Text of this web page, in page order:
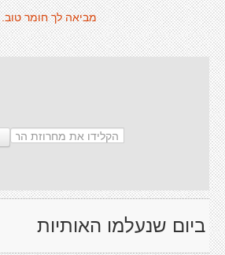
מביאה לך חומר טוב.
ביום שנעלמו האותיות